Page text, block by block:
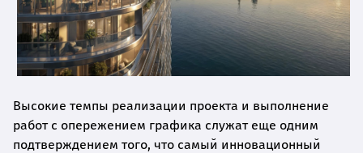
Высокие темпы реализации проекта и выполнение
работ с опережением графика служат еще одним
подтверждением того, что самый инновационный